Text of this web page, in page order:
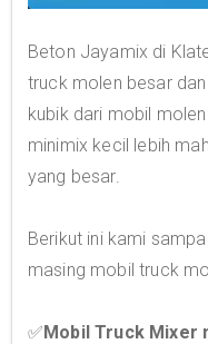
Beton Jayamix di
truck molen besar
kubik dari mobil
minimix kecil lebih
yang besar.
Berikut ini kami
masing mobil truck
✅Mobil Truck Mixer